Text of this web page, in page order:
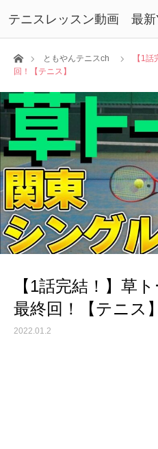
テニスレッスン動画 最新
ホームともやんテニスch
【1
回！【テニス】
【1話完結！】草
最終回！【テニス】
2022.01.2